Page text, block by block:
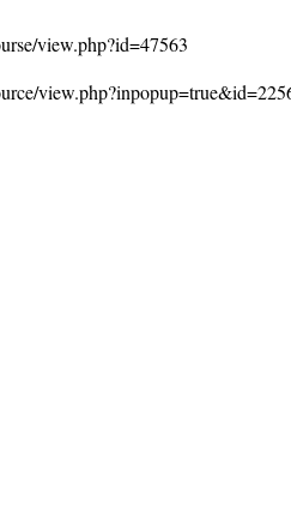
view.php?id=47563